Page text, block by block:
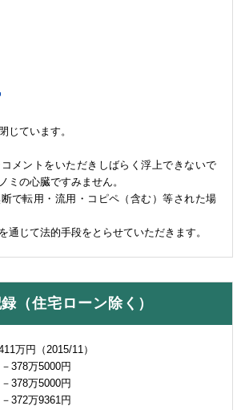
じています。
メントをいただきしばらく浮上できないで
ミの心臓ですみません。
で転用・流用・コピペ（含む）等された場
通じて法的手段をとらせていただきます。
（住宅ローン除く）
万円（2015/11）
378万5000円
378万5000円
372万9361円